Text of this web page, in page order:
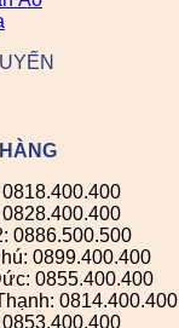
0886.500.500
0899.400.400
0855.400.400
0814.400.400